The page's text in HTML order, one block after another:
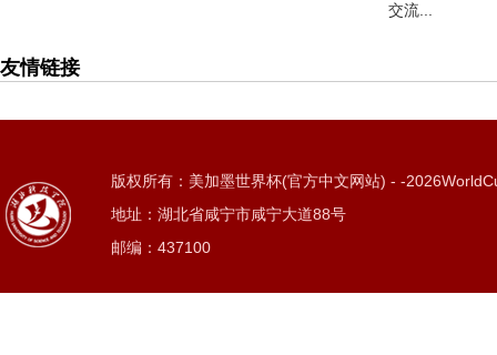
交流...
友情链接
版权所有：美加墨世界杯(官方中文网站) - -
地址：湖北省咸宁市咸宁大道88号
邮编：437100